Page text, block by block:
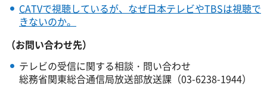
CATVで視聴しているが、なぜ日本テレビやTBSは視聴で
きないのか。
（お問い合わせ先）
テレビの受信に関する相談・問い合わせ
総務省関東総合通信局放送部放送課（03-6238-1944）